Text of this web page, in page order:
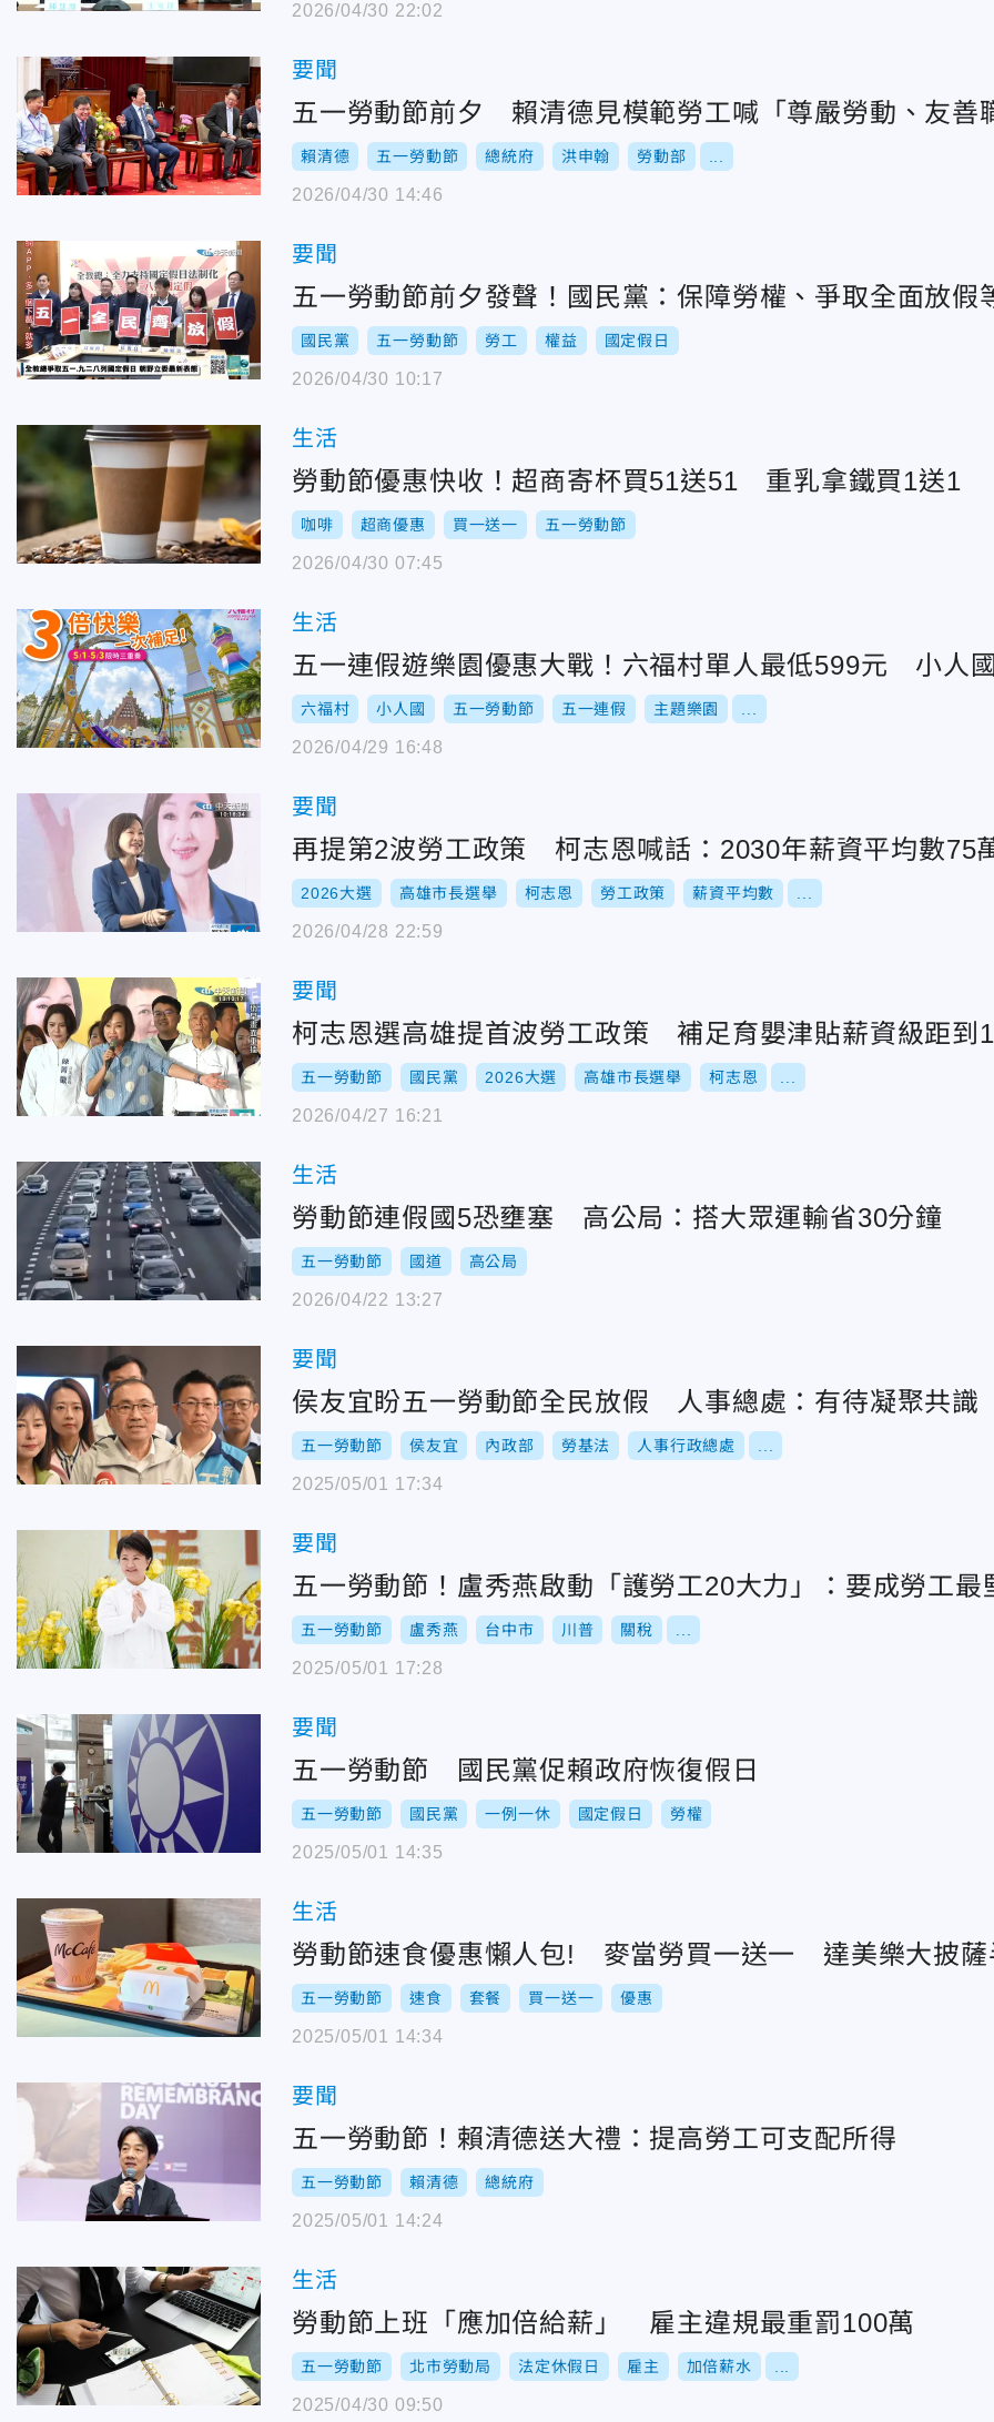
2026/04/30 22:02
要聞
五一勞動節前夕 賴清德見模範勞工喊「尊嚴勞動、友善
賴清德 五一勞動節 總統府 洪申翰 勞動部
2026/04/30 14:46
要聞
五一勞動節前夕發聲！國民黨：保障勞權、爭取全面放假
國民黨 五一勞動節 勞工 權益 國定假日
2026/04/30 10:17
生活
勞動節優惠快收！超商寄杯買51送51 重乳拿鐵買1送1
咖啡 超商優惠 買一送一 五一勞動節
2026/04/30 07:45
生活
五一連假遊樂園優惠大戰！六福村單人最低599元 小人
六福村 小人國 五一勞動節 五一連假 主題樂園
2026/04/29 16:48
要聞
再提第2波勞工政策 柯志恩喊話：2030年薪資平均數75
2026大選 高雄市長選舉 柯志恩 勞工政策 薪資平均數
2026/04/28 22:59
要聞
柯志恩選高雄提首波勞工政策 補足育嬰津貼薪資級距到
五一勞動節 國民黨 2026大選 高雄市長選舉 柯志恩
2026/04/27 16:21
生活
勞動節連假國5恐壅塞 高公局：搭大眾運輸省30分鐘
五一勞動節 國道 高公局
2026/04/22 13:27
要聞
侯友宜盼五一勞動節全民放假 人事總處：有待凝聚共識
五一勞動節 侯友宜 內政部 勞基法 人事行政總處
2025/05/01 17:34
要聞
五一勞動節！盧秀燕啟動「護勞工20大力」：要成勞工最
五一勞動節 盧秀燕 台中市 川普 關稅
2025/05/01 17:28
要聞
五一勞動節 國民黨促賴政府恢復假日
五一勞動節 國民黨 一例一休 國定假日 勞權
2025/05/01 14:35
生活
勞動節速食優惠懶人包! 麥當勞買一送一 達美樂大披薩
五一勞動節 速食 套餐 買一送一 優惠
2025/05/01 14:34
要聞
五一勞動節！賴清德送大禮：提高勞工可支配所得
五一勞動節 賴清德 總統府
2025/05/01 14:24
生活
勞動節上班「應加倍給薪」 雇主違規最重罰100萬
五一勞動節 北市勞動局 法定休假日 雇主 加倍薪水
2025/04/30 09:50